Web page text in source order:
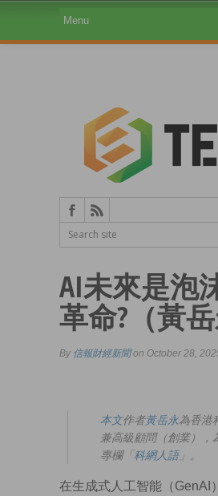
AI未來是泡
革命?（黃岳
By 信報財經新聞on October 28,
本文作者黃岳永為香港
兼高級顧問（創業），
專欄「科網人語」。
在生成式人工智能（GenAI